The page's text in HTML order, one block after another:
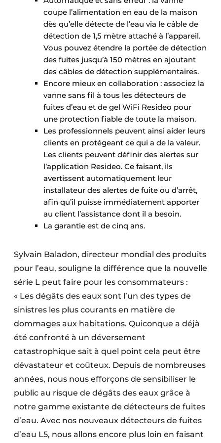
coupe l’alimentation en eau de la maison
dès qu’elle détecte de l’eau via le câble de
détection de 1,5 mètre attaché à l’appareil.
Vous pouvez étendre la portée de détection
des fuites jusqu’à 150 mètres en ajoutant
des câbles de détection supplémentaires.
Encore mieux en collaboration : associez la
vanne sans fil à tous les détecteurs de
fuites d’eau et de gel WiFi Resideo pour
une protection fiable de toute la maison.
Les professionnels peuvent ainsi aider leurs
clients en protégeant ce qui a de la valeur.
Les clients peuvent définir des alertes sur
l’application Resideo. Ce faisant, ils
avertissent automatiquement leur
installateur des alertes de fuite ou d’arrêt,
afin qu’il puisse immédiatement apporter
au client l’assistance dont il a besoin.
La garantie est de cinq ans.
Sylvain Baladon, directeur mondial des produits
pour l’eau, souligne la différence que la nouvelle
série L peut faire pour les consommateurs :
« Les dégâts des eaux sont l’un des types de
sinistres les plus courants en matière de
dommages aux habitations. Quiconque a déjà
été confronté à un déversement
catastrophique sait à quel point cela peut être
dévastateur et coûteux. Depuis de nombreuses
années, nous nous efforçons de sensibiliser le
public au risque de dégâts des eaux grâce à
notre gamme existante de détecteurs de fuites
d’eau. Avec nos nouveaux détecteurs de fuites
d’eau L5, nous allons encore plus loin en faisant